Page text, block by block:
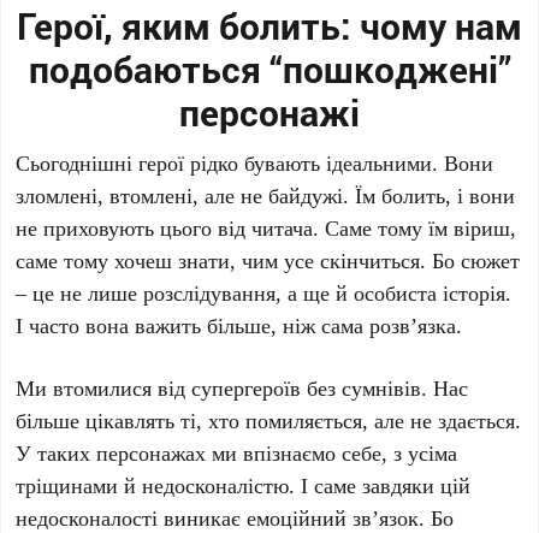
Герої, яким болить: чому нам
подобаються “пошкоджені”
персонажі
Сьогоднішні герої рідко бувають ідеальними. Вони
зломлені, втомлені, але не байдужі. Їм болить, і вони
не приховують цього від читача. Саме тому їм віриш,
саме тому хочеш знати, чим усе скінчиться. Бо сюжет
– це не лише розслідування, а ще й особиста історія.
І часто вона важить більше, ніж сама розв’язка.
Ми втомилися від супергероїв без сумнівів. Нас
більше цікавлять ті, хто помиляється, але не здається.
У таких персонажах ми впізнаємо себе, з усіма
тріщинами й недосконалістю. І саме завдяки цій
недосконалості виникає емоційний зв’язок. Бо